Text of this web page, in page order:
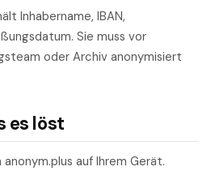
Inhabername, IBAN,
Sie muss vor
oder Archiv anonymisiert
es löst
auf Ihrem Gerät.